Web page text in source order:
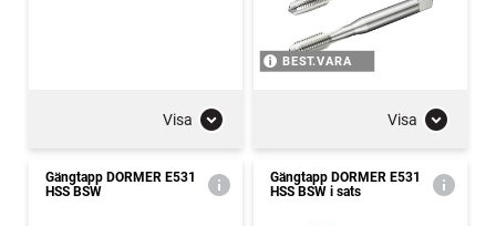
Visa
BEST.VARA
Visa
Gängtapp DORMER E531
HSS BSW
Gängtapp DORMER E531
HSS BSW i sats